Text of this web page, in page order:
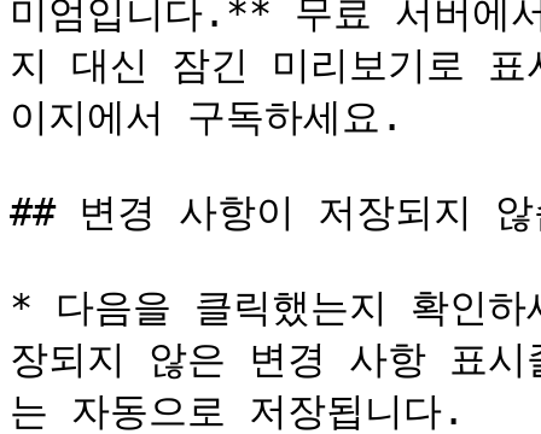
미엄입니다.** 무료 서버에
지 대신 잠긴 미리보기로
이지에서 구독하세요.
## 변경 사항이 저장되지 않
* 다음을 클릭했는지 확인
장되지 않은 변경 사항 표
는 자동으로 저장됩니다.